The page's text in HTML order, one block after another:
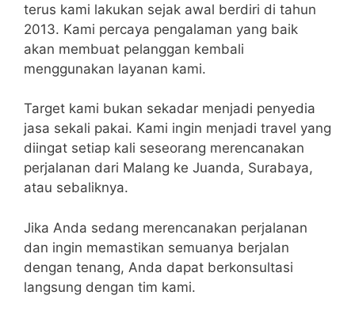
terus kami lakukan sejak awal berdiri di tahun
2013. Kami percaya pengalaman yang baik
akan membuat pelanggan kembali
menggunakan layanan kami.
Target kami bukan sekadar menjadi penyedia
jasa sekali pakai. Kami ingin menjadi travel yang
diingat setiap kali seseorang merencanakan
perjalanan dari Malang ke Juanda, Surabaya,
atau sebaliknya.
Jika Anda sedang merencanakan perjalanan
dan ingin memastikan semuanya berjalan
dengan tenang, Anda dapat berkonsultasi
langsung dengan tim kami.